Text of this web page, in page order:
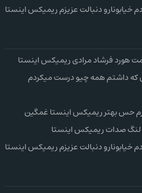
خیابونارو دنبالت عزیزم ریمیکس اینستا
هورد فرشاد مرادی ریمیکس اینستا
که داشتم همه چیو درست میکردم
حس بهتر ریمیکس اینستا غمگین
لنگ صدات ریمیکس اینستا
خیابونارو دنبالت عزیزم ریمیکس اینستا